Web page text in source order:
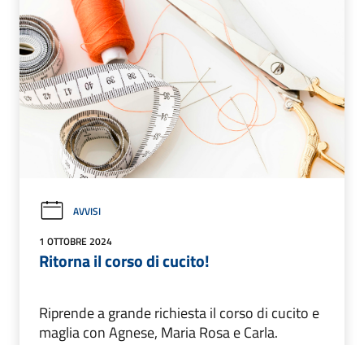
AVVISI
1 OTTOBRE 2024
Ritorna il corso di cucito!
Riprende a grande richiesta il corso di cucito e
maglia con Agnese, Maria Rosa e Carla.